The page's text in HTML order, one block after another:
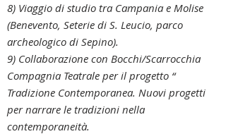
8) Viaggio di studio tra Campania e Molise
(Benevento, Seterie di S. Leucio, parco
archeologico di Sepino).
9) Collaborazione con Bocchi/Scarrocchia
Compagnia Teatrale per il progetto “
Tradizione Contemporanea. Nuovi progetti
per narrare le tradizioni nella
contemporaneità.